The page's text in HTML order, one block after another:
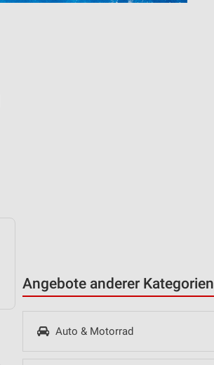
Angebote anderer Kategorien
Auto & Motorrad